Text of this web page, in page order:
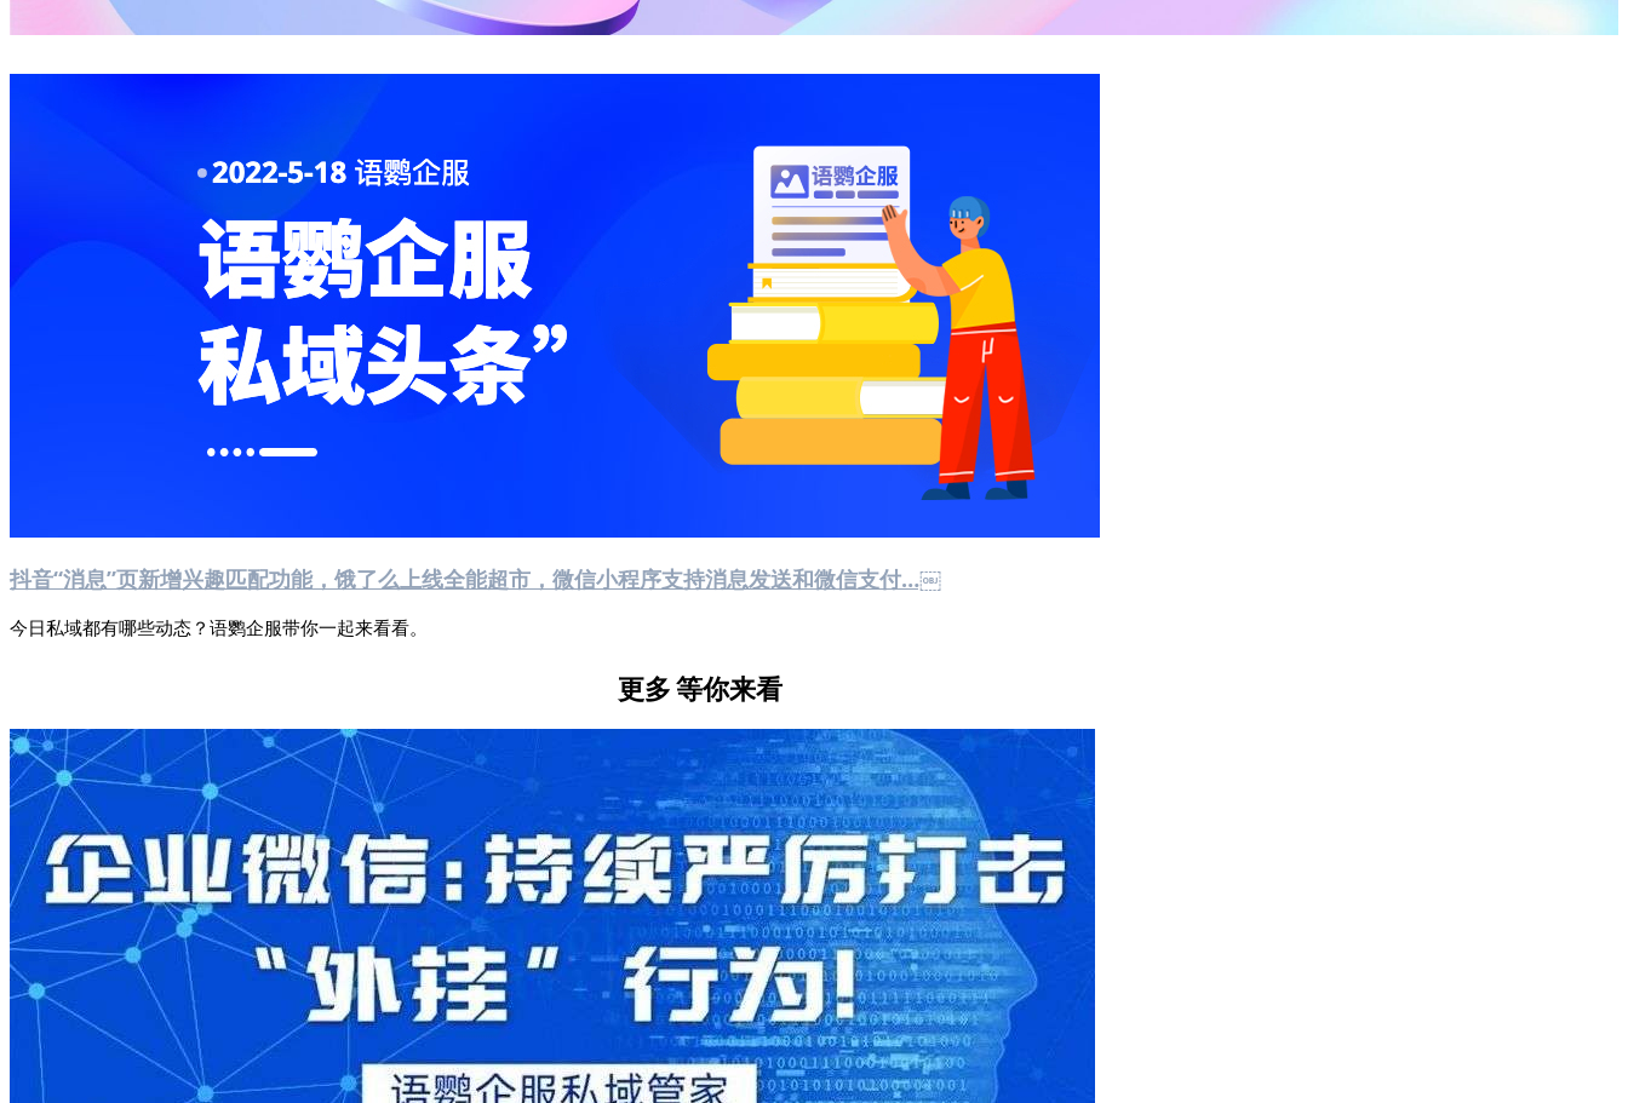
抖音“消息”页新增兴趣匹配功能，饿了么上线全能超市，微信小程序支持消息发送和微信支付…￼
今日私域都有哪些动态？语鹦企服带你一起来看看。
更多等你来看